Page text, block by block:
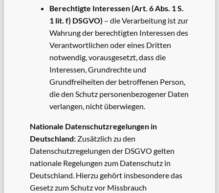
Berechtigte Interessen (Art. 6 Abs. 1 S.
1 lit. f) DSGVO) – die Verarbeitung ist zur
Wahrung der berechtigten Interessen des
Verantwortlichen oder eines Dritten
notwendig, vorausgesetzt, dass die
Interessen, Grundrechte und
Grundfreiheiten der betroffenen Person,
die den Schutz personenbezogener Daten
verlangen, nicht überwiegen.
Nationale Datenschutzregelungen in
Deutschland: Zusätzlich zu den
Datenschutzregelungen der DSGVO gelten
nationale Regelungen zum Datenschutz in
Deutschland. Hierzu gehört insbesondere das
Gesetz zum Schutz vor Missbrauch